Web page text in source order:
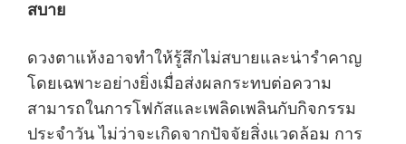
สบาย
ดวงตาแห้งอาจทำให้รู้สึกไม่สบายและน่ารำคาญ
โดยเฉพาะอย่างยิ่งเมื่อส่งผลกระทบต่อความ
สามารถในการโฟกัสและเพลิดเพลินกับกิจกรรม
ประจำวัน ไม่ว่าจะเกิดจากปัจจัยสิ่งแวดล้อม การ